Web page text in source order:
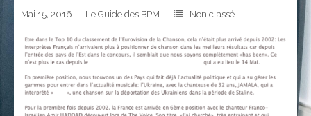
Mai 15, 2016 Le Guide des BPM Non classé